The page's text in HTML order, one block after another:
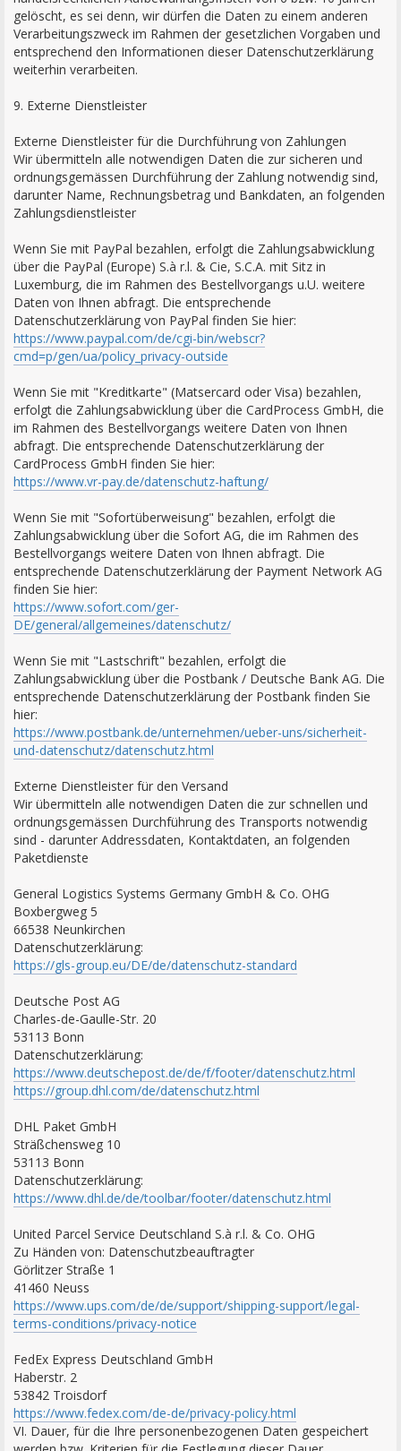
gelöscht, es sei denn, wir dürfen die Daten zu einem anderen
Verarbeitungszweck im Rahmen der gesetzlichen Vorgaben und
entsprechend den Informationen dieser Datenschutzerklärung
weiterhin verarbeiten.
9. Externe Dienstleister
Externe Dienstleister für die Durchführung von Zahlungen
Wir übermitteln alle notwendigen Daten die zur sicheren und
ordnungsgemässen Durchführung der Zahlung notwendig sind,
darunter Name, Rechnungsbetrag und Bankdaten, an folgenden
Zahlungsdienstleister
Wenn Sie mit PayPal bezahlen, erfolgt die Zahlungsabwicklung
über die PayPal (Europe) S.à r.l. & Cie, S.C.A. mit Sitz in
Luxemburg, die im Rahmen des Bestellvorgangs u.U. weitere
Daten von Ihnen abfragt. Die entsprechende
Datenschutzerklärung von PayPal finden Sie hier:
https://www.paypal.com/de/cgi-bin/webscr?
cmd=p/gen/ua/policy_privacy-outside
Wenn Sie mit "Kreditkarte" (Matsercard oder Visa) bezahlen,
erfolgt die Zahlungsabwicklung über die CardProcess GmbH, die
im Rahmen des Bestellvorgangs weitere Daten von Ihnen
abfragt. Die entsprechende Datenschutzerklärung der
CardProcess GmbH finden Sie hier:
https://www.vr-pay.de/datenschutz-haftung/
Wenn Sie mit "Sofortüberweisung" bezahlen, erfolgt die
Zahlungsabwicklung über die Sofort AG, die im Rahmen des
Bestellvorgangs weitere Daten von Ihnen abfragt. Die
entsprechende Datenschutzerklärung der Payment Network AG
finden Sie hier:
https://www.sofort.com/ger-
DE/general/allgemeines/datenschutz/
Wenn Sie mit "Lastschrift" bezahlen, erfolgt die
Zahlungsabwicklung über die Postbank / Deutsche Bank AG. Die
entsprechende Datenschutzerklärung der Postbank finden Sie
hier:
https://www.postbank.de/unternehmen/ueber-uns/sicherheit-
und-datenschutz/datenschutz.html
Externe Dienstleister für den Versand
Wir übermitteln alle notwendigen Daten die zur schnellen und
ordnungsgemässen Durchführung des Transports notwendig
sind - darunter Addressdaten, Kontaktdaten, an folgenden
Paketdienste
General Logistics Systems Germany GmbH & Co. OHG
Boxbergweg 5
66538 Neunkirchen
Datenschutzerklärung:
https://gls-group.eu/DE/de/datenschutz-standard
Deutsche Post AG
Charles-de-Gaulle-Str. 20
53113 Bonn
Datenschutzerklärung:
https://www.deutschepost.de/de/f/footer/datenschutz.html
https://group.dhl.com/de/datenschutz.html
DHL Paket GmbH
Sträßchensweg 10
53113 Bonn
Datenschutzerklärung:
https://www.dhl.de/de/toolbar/footer/datenschutz.html
United Parcel Service Deutschland S.à r.l. & Co. OHG
Zu Händen von: Datenschutzbeauftragter
Görlitzer Straße 1
41460 Neuss
https://www.ups.com/de/de/support/shipping-support/legal-
terms-conditions/privacy-notice
FedEx Express Deutschland GmbH
Haberstr. 2
53842 Troisdorf
https://www.fedex.com/de-de/privacy-policy.html
VI. Dauer, für die Ihre personenbezogenen Daten gespeichert